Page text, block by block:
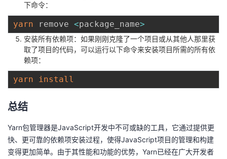
下命令：
yarn remove <package_name>
安装所有依赖项：如果刚刚克隆了一个项目或从其他人那里获
取了项目的代码，可以运行以下命令来安装项目所需的所有依
赖项：
yarn install
总结
Yarn包管理器是JavaScript开发中不可或缺的工具，它通过提供更
快、更可靠的依赖项安装过程，使得JavaScript项目的管理和构建
变得更加简单。由于其性能和功能的优势，Yarn已经在广大开发者